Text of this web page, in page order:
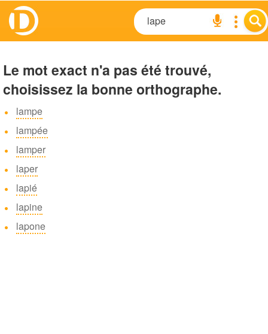
Le mot exact n'a pas été trouvé,
choisissez la bonne orthographe.
lampe
lampée
lamper
laper
lapié
lapine
lapone